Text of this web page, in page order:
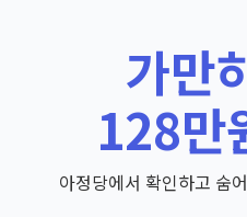
가만
128만
아정당에서 확인하고 숨